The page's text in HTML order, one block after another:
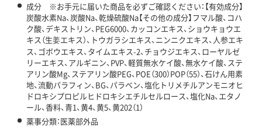
成分 ※お手元に届いた商品を必ずご確認ください：【有効成分】
炭酸水素Na、炭酸Na、乾燥硫酸Na【その他の成分】フマル酸、コハ
ク酸、デキストリン、PEG6000、カッコンエキス、ショウキョウエ
キス（生姜エキス）、トウガラシエキス、ニンニクエキス、人参エキ
ス、ゴボウエキス、タイムエキス-2、チョウジエキス、ローヤルゼ
リーエキス、アルギニン、PVP、軽質無水ケイ酸、無水ケイ酸、ステ
アリン酸Mg、ステアリン酸PEG、POE（300）POP（55）、石けん用素
地、流動パラフィン、BG、パラベン、塩化トリメチルアンモニオヒ
ドロキシプロピルヒドロキシエチルセルロース、塩化Na、エタノ
ール、香料、青1、黄4、黄5、黄202（1）
薬事分類：医薬部外品